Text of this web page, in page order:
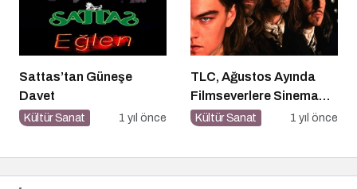
Sattas’tan Güneşe
Davet
Kültür Sanat 1 yıl önce
TLC, Ağustos Ayında
Filmseverlere Sinema
Dolu Akşamlar Sunuyor
Kültür Sanat 1 yıl önce